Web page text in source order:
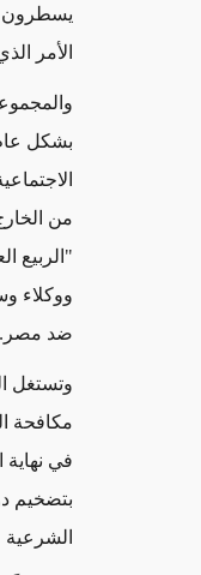
يسطرون
الأمر
بشكل
من
"الربيع
ووكلاء
ضد مصر.
وتستغل
مكافحة
في نهاية
بتضخيم